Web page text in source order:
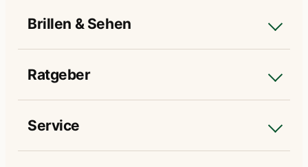
Brillen & Sehen
Ratgeber
Service